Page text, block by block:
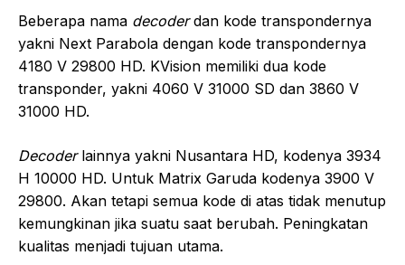
Beberapa nama decoderdan kode transpondernya
yakni Next Parabola dengan kode transpondernya
4180 V 29800 HD. KVision memiliki dua kode
transponder, yakni 4060 V 31000 SD dan 3860 V
31000 HD.
Decoderlainnya yakni Nusantara HD, kodenya 3934
H 10000 HD. Untuk Matrix Garuda kodenya 3900 V
29800. Akan tetapi semua kode di atas tidak menutup
kemungkinan jika suatu saat berubah. Peningkatan
kualitas menjadi tujuan utama.